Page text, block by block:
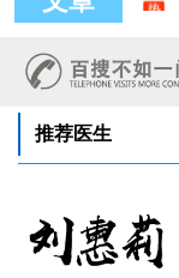
推荐医生